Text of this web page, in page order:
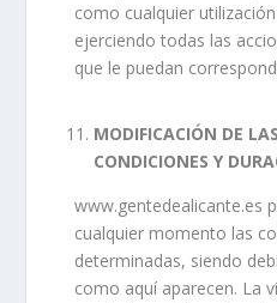
como cualquier
ejerciendo todas las
que le puedan
MODIFICACIÓN DE
CONDICIONES Y
www.gentedealicante.es
cualquier momento las
determinadas, siendo
como aquí aparecen. La